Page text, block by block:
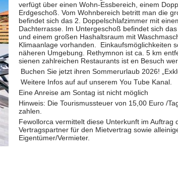
verfügt über einen Wohn-Essbereich, einem
Erdgeschoß. Vom Wohnbereich betritt man die
befindet sich das 2. Doppelschlafzimmer mit
Dachterrasse. Im Untergeschoß befindet sich
und einem großen Hashaltsraum mit
Klimaanlage vorhanden. Einkaufsmöglichkeiten
näheren Umgebung. Rethymnon ist ca. 5 km
sienen zahlreichen Restaurants ist en Besuch
Buchen Sie jetzt ihren Sommerurlaub 2026!
Weitere Infos auf auf unserem You Tube Kanal.
Eine Anreise am Sontag ist nicht möglich
Hinweis: Die Tourismussteuer von 15,00 Euro /
zahlen.
Fewollorca vermittelt diese Unterkunft im Auftrag
Vertragspartner für den Mietvertrag sowie
Eigentümer/Vermieter.